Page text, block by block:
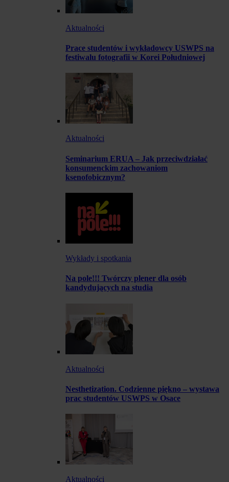
Aktualności
Prace studentów i wykładowcy USWPS na
festiwalu fotografii w Korei Południowej
Aktualności
Seminarium ERUA – Jak przeciwdziałać
konsumenckim zachowaniom
ksenofobicznym?
Wykłady i spotkania
Na pole!!! Twórczy plener dla osób
kandydujących na studia
Aktualności
Nesthetization. Codzienne piękno – wystawa
prac studentów USWPS w Osace
Aktualności